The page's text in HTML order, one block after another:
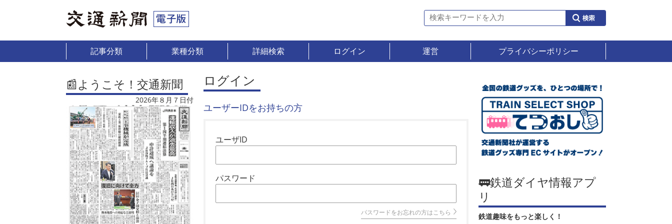
記事分類 業種分類 詳細検索 ログイン 運営 プライバシーポリシー
📰ようこそ！交通新聞
2026年８月７日付
ログイン
ユーザーIDをお持ちの方
ユーザID
パスワード
パスワードをお忘れの方はこちら
🚃鉄道ダイヤ情報アプ
リ
鉄道趣味をもっと楽しく！